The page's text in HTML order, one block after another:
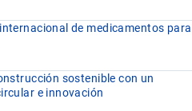
de medicamentos para
sostenible con un
e innovación